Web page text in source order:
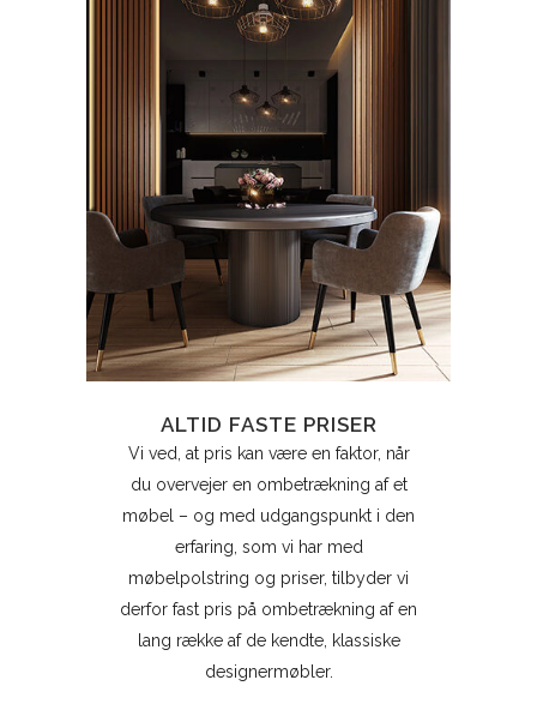
ALTID FASTE PRISER
Vi ved, at pris kan være en faktor, når
du overvejer en ombetrækning af et
møbel – og med udgangspunkt i den
erfaring, som vi har med
møbelpolstring og priser, tilbyder vi
derfor fast pris på ombetrækning af en
lang række af de kendte, klassiske
designermøbler.